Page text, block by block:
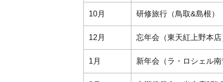
10月 研修旅行（鳥取&島根）
12月 忘年会（東天紅上野本店
1月 新年会（ラ・ロシェル南